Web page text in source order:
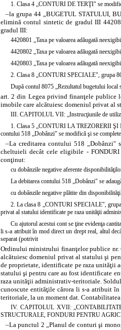
1. Clasa 4 „CONTURI DE TERŢI" se
–la grupa 44 „BUGETUL STATULUI,
elimină contul sintetic de gradul III
gradul III:
4420801 „Taxa pe valoarea adăugată
4420802 „Taxa pe valoarea adăugată
4420803 „Taxa pe valoarea adăugată
2. Clasa 8 „CONTURI SPECIALE", grupa
După contul 8075 „Rezultatul bugetului local
art. 2 din Legea privind finanţele publice
imobile care alcătuiesc domeniul privat al
III. CAPITOLUL VII: „Instrucţiunile de
1. Clasa 5 „CONTURI LA TREZORERII
contului 518 „Dobânzi" se modifică şi se
–La creditarea contului 518 „Dobânzi"
cheltuieli decât cele eligibile -
conţinut:
cu dobânzile negative aferente
La debitarea contului 518 „Dobânzi" se
cu dobânzile negative plătite din
2. La clasa 8 „CONTURI SPECIALE",
privat al statului identificate pe raza unităţii
Cu ajutorul acestui cont se ţine evidenţa
li s-a atribuit în mod direct un drept real, altul
separat (potrivit
Ordinului ministrului finanţelor publice nr.
alcătuiesc domeniul privat al statului şi
de proprietate, identificate pe raza unităţii
statului şi pentru care au fost identificate
raza unităţii administrativ-teritoriale.
cunoscute entităţile cărora li s-a atribuit
teritoriale, la un moment dat.
IV. CAPITOLUL XVII:
STRUCTURALE, FONDURI PENTRU
–La punctul 2 „Planul de conturi şi